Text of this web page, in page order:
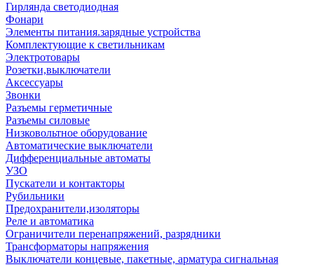
Гирлянда светодиодная
Фонари
Элементы питания.зарядные устройства
Комплектующие к светильникам
Электротовары
Розетки,выключатели
Аксессуары
Звонки
Разъемы герметичные
Разъемы силовые
Низковольтное оборудование
Автоматические выключатели
Дифференциальные автоматы
УЗО
Пускатели и контакторы
Рубильники
Предохранители,изоляторы
Реле и автоматика
Ограничители перенапряжений, разрядники
Трансформаторы напряжения
Выключатели концевые, пакетные, арматура сигнальная